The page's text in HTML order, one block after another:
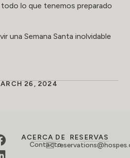
lo que tenemos preparado
una Semana Santa inolvidable
26, 2024
ACERCA DE
Contacto
RESERVAS